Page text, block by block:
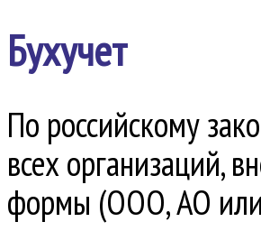
Бухучет
По российскому
всех организаций,
формы (ООО, АО